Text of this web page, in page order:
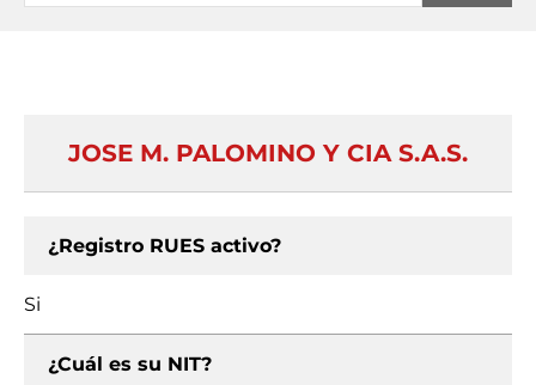
JOSE M. PALOMINO Y CIA S.A.S.
¿Registro RUES activo?
Si
¿Cuál es su NIT?